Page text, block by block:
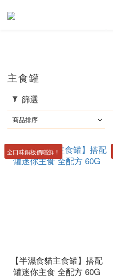
主食罐
篩選
商品排序
全口味銅板價嚐鮮！
【半濕食貓主食罐】搭配
罐迷你主食 全配方 60G